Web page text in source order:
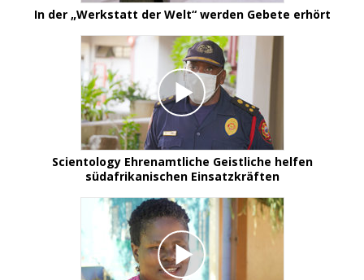
In der „Werkstatt der Welt“ werden Gebete erhört
Scientology Ehrenamtliche Geistliche helfen
südafrikanischen Einsatzkräften